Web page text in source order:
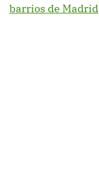
barrios de Madrid